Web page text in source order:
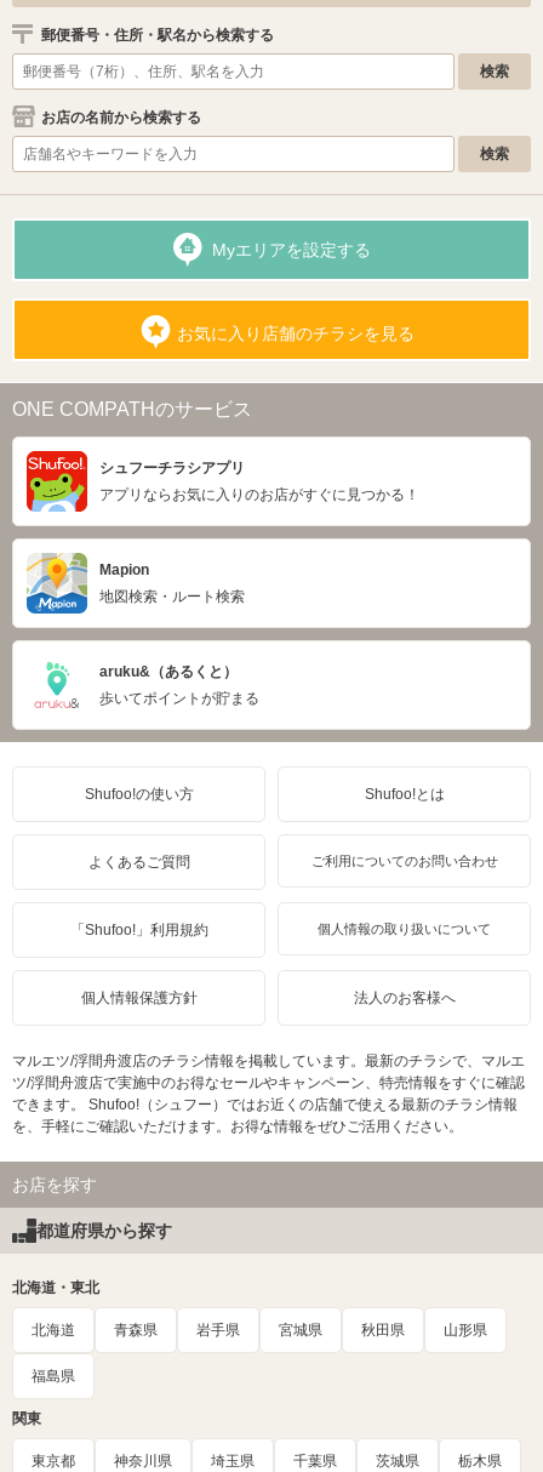
郵便番号・住所・駅名から検索する
お店の名前から検索する
Myエリアを設定する
お気に入り店舗のチラシを見る
ONE COMPATHのサービス
シュフーチラシアプリ
アプリならお気に入りのお店がすぐに見つかる！
Mapion
地図検索・ルート検索
aruku&（あるくと）
歩いてポイントが貯まる
Shufoo!の使い方 Shufoo!とは
よくあるご質問 ご利用についてのお問い合わせ
「Shufoo!」利用規約 個人情報の取り扱いについて
個人情報保護方針 法人のお客様へ
マルエツ/浮間舟渡店のチラシ情報を掲載しています。最新のチラシで、マルエ
ツ/浮間舟渡店で実施中のお得なセールやキャンペーン、特売情報をすぐに確認
できます。 Shufoo!（シュフー）ではお近くの店舗で使える最新のチラシ情報
を、手軽にご確認いただけます。お得な情報をぜひご活用ください。
お店を探す
都道府県から探す
北海道・東北
北海道 青森県 岩手県 宮城県 秋田県 山形県
福島県
関東
東京都 神奈川県 埼玉県 千葉県 茨城県 栃木県